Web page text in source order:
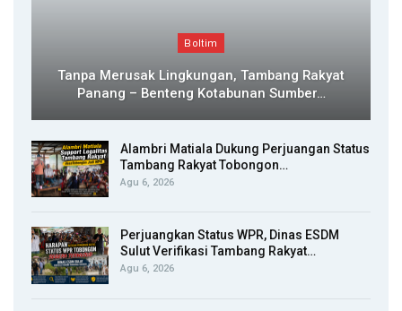
Boltim
Tanpa Merusak Lingkungan, Tambang Rakyat
Panang – Benteng Kotabunan Sumber…
Alambri Matiala Dukung Perjuangan Status
Tambang Rakyat Tobongon…
Agu 6, 2026
Perjuangkan Status WPR, Dinas ESDM
Sulut Verifikasi Tambang Rakyat…
Agu 6, 2026